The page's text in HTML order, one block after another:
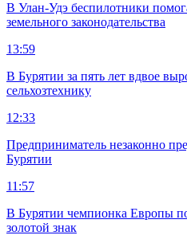
В Улан-Удэ беспилотники
земельного законодательства
13:59
В Бурятии за пять лет вдвое
сельхозтехнику
12:33
Предприниматель незаконно
Бурятии
11:57
В Бурятии чемпионка Европы
золотой знак